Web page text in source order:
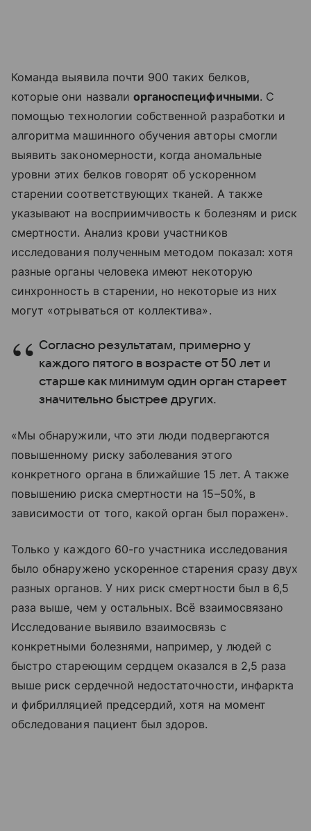
Команда выявила почти 900 таких белков,
которые они назвали органоспецифичными. С
помощью технологии собственной разработки и
алгоритма машинного обучения авторы смогли
выявить закономерности, когда аномальные
уровни этих белков говорят об ускоренном
старении соответствующих тканей. А также
указывают на восприимчивость к болезням и риск
смертности. Анализ крови участников
исследования полученным методом показал: хотя
разные органы человека имеют некоторую
синхронность в старении, но некоторые из них
могут «отрываться от коллектива».
Согласно результатам, примерно у
каждого пятого в возрасте от 50 лет и
старше как минимум один орган стареет
значительно быстрее других.
«Мы обнаружили, что эти люди подвергаются
повышенному риску заболевания этого
конкретного органа в ближайшие 15 лет. А также
повышению риска смертности на 15–50%, в
зависимости от того, какой орган был поражен».
Только у каждого 60-го участника исследования
было обнаружено ускоренное старения сразу двух
разных органов. У них риск смертности был в 6,5
раза выше, чем у остальных. Всё взаимосвязано
Исследование выявило взаимосвязь с
конкретными болезнями, например, у людей с
быстро стареющим сердцем оказался в 2,5 раза
выше риск сердечной недостаточности, инфаркта
и фибрилляцией предсердий, хотя на момент
обследования пациент был здоров.